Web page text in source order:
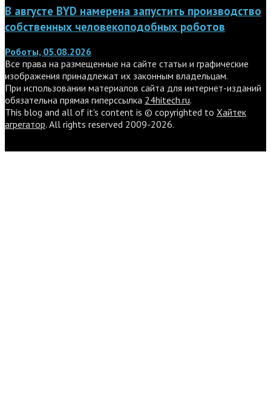
В августе BYD намерена запустить производство
собственных человекоподобных роботов
Роботы, 05.08.2026
Все права на размещенные на сайте статьи и графические
изображения принадлежат их законным владельцам.
При использовании материалов сайта для интернет-изданий
обязательна прямая гиперссылка 24hitech.ru.
This blog and all of it's content is © copyrighted to Хайтек
агрегатор. All rights reserved 2009-2026.